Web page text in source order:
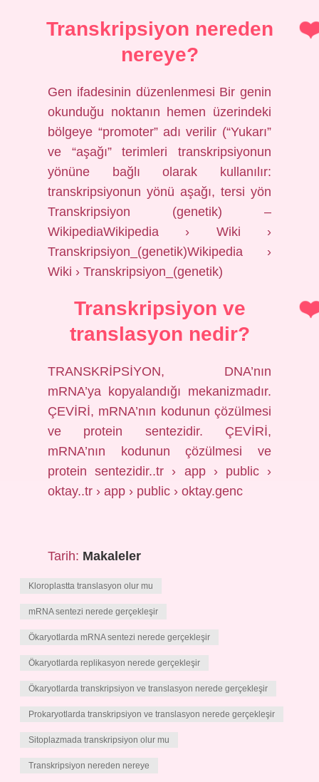
Transkripsiyon nereden
nereye?
Gen ifadesinin düzenlenmesi Bir genin
okunduğu noktanın hemen üzerindeki
bölgeye “promoter” adı verilir (“Yukarı”
ve “aşağı” terimleri transkripsiyonun
yönüne bağlı olarak kullanılır:
transkripsiyonun yönü aşağı, tersi yön
Transkripsiyon (genetik) –
WikipediaWikipedia › Wiki ›
Transkripsiyon_(genetik)Wikipedia ›
Wiki › Transkripsiyon_(genetik)
Transkripsiyon ve
translasyon nedir?
TRANSKRİPSİYON, DNA’nın
mRNA’ya kopyalandığı mekanizmadır.
ÇEVİRİ, mRNA’nın kodunun çözülmesi
ve protein sentezidir. ÇEVİRİ,
mRNA’nın kodunun çözülmesi ve
protein sentezidir..tr › app › public ›
oktay..tr › app › public › oktay.genc
Tarih: Makaleler
Kloroplastta translasyon olur mu
mRNA sentezi nerede gerçekleşir
Ökaryotlarda mRNA sentezi nerede gerçekleşir
Ökaryotlarda replikasyon nerede gerçekleşir
Ökaryotlarda transkripsiyon ve translasyon nerede gerçekleşir
Prokaryotlarda transkripsiyon ve translasyon nerede gerçekleşir
Sitoplazmada transkripsiyon olur mu
Transkripsiyon nereden nereye